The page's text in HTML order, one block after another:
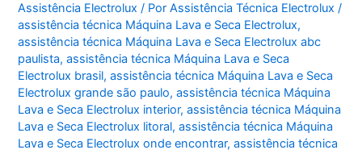
Assistência Electrolux / PorAssistência Técnica Electrolux/
assistência técnica Máquina Lava e Seca Electrolux,
assistência técnica Máquina Lava e Seca Electrolux abc
paulista,assistência técnica Máquina Lava e Seca
Electrolux brasil,assistência técnica Máquina Lava e Seca
Electrolux grande são paulo,assistência técnica Máquina
Lava e Seca Electrolux interior,assistência técnica Máquina
Lava e Seca Electrolux litoral,assistência técnica Máquina
Lava e Seca Electrolux onde encontrar,assistência técnica